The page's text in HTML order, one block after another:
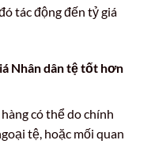
tác động đến tỷ giá
Nhân dân tệ tốt hơn
có thể do chính
tệ, hoặc mối quan